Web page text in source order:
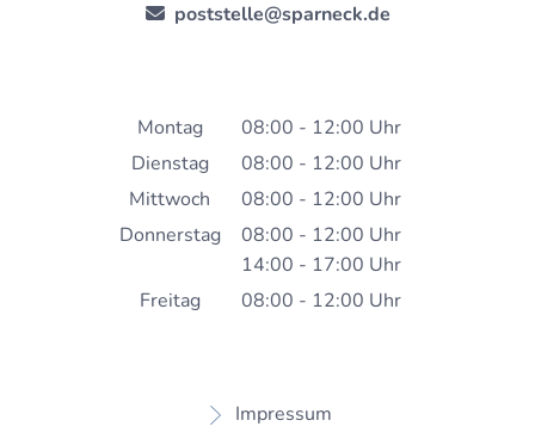
poststelle@sparneck.de
Montag 08:00 - 12:00 Uhr
Von 08:00 bis 12:00 Uhr
Dienstag 08:00 - 12:00 Uhr
Von 08:00 bis 12:00 Uhr
Mittwoch 08:00 - 12:00 Uhr
Von 08:00 bis 12:00 Uhr
Donnerstag 08:00 - 12:00 Uhr
Von 08:00 bis 12:00 Uhr
14:00 - 17:00 Uhr
Von 14:00 bis 17:00 Uhr
Freitag 08:00 - 12:00 Uhr
Impressum